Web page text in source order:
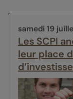
samedi 19
Les SCPI
leur place